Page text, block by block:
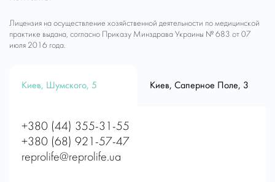
Лицензия на осуществление хозяйственной деятельности по медицинской
практике выдана, согласно Приказу Минздрава Украины № 683 от 07
июля 2016 года.
Киев, Шумского, 5 Киев, Саперное Поле, 3
+380 (44) 355-31-55
+380 (68) 921-57-47
reprolife@reprolife.ua